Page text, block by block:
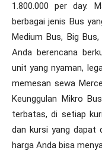
1.800.000 per day.
berbagai jenis Bus
Medium Bus, Big
Anda berencana
unit yang nyaman,
memesan sewa
Keunggulan Mikro
terbatas, di setiap
dan kursi yang dapat
harga Anda bisa